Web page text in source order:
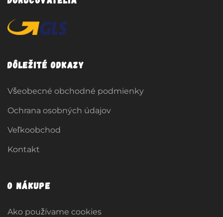
Dôležité odkazy
Všeobecné obchodné podmienky
Ochrana osobných údajov
Veľkoobchod
Kontakt
O nákupe
Ako používame cookies